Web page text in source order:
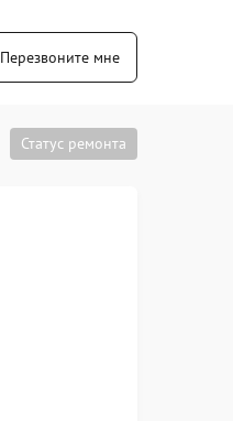
Перезвоните мне
Статус ремонта